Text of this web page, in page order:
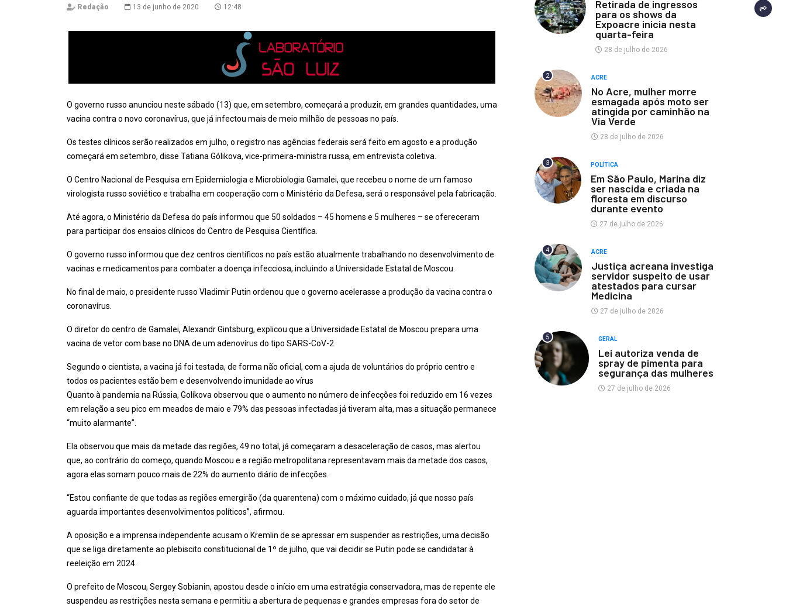
Redação 13 de junho de 2020 12:48
O governo russo anunciou neste sábado (13) que, em setembro, começará a produzir, em grandes quantidades, uma
vacina contra o novo coronavírus, que já infectou mais de meio milhão de pessoas no país.
Os testes clínicos serão realizados em julho, o registro nas agências federais será feito em agosto e a produção
começará em setembro, disse Tatiana Gólikova, vice-primeira-ministra russa, em entrevista coletiva.
O Centro Nacional de Pesquisa em Epidemiologia e Microbiologia Gamalei, que recebeu o nome de um famoso
virologista russo soviético e trabalha em cooperação com o Ministério da Defesa, será o responsável pela fabricação.
Até agora, o Ministério da Defesa do país informou que 50 soldados – 45 homens e 5 mulheres – se ofereceram
para participar dos ensaios clínicos do Centro de Pesquisa Científica.
O governo russo informou que dez centros científicos no país estão atualmente trabalhando no desenvolvimento de
vacinas e medicamentos para combater a doença infecciosa, incluindo a Universidade Estatal de Moscou.
No final de maio, o presidente russo Vladimir Putin ordenou que o governo acelerasse a produção da vacina contra o
coronavírus.
O diretor do centro de Gamalei, Alexandr Gintsburg, explicou que a Universidade Estatal de Moscou prepara uma
vacina de vetor com base no DNA de um adenovírus do tipo SARS-CoV-2.
Segundo o cientista, a vacina já foi testada, de forma não oficial, com a ajuda de voluntários do próprio centro e
todos os pacientes estão bem e desenvolvendo imunidade ao vírus
Quanto à pandemia na Rússia, Golíkova observou que o aumento no número de infecções foi reduzido em 16 vezes
em relação a seu pico em meados de maio e 79% das pessoas infectadas já tiveram alta, mas a situação permanece
“muito alarmante”.
Ela observou que mais da metade das regiões, 49 no total, já começaram a desaceleração de casos, mas alertou
que, ao contrário do começo, quando Moscou e a região metropolitana representavam mais da metade dos casos,
agora elas somam pouco mais de 22% do aumento diário de infecções.
“Estou confiante de que todas as regiões emergirão (da quarentena) com o máximo cuidado, já que nosso país
aguarda importantes desenvolvimentos políticos”, afirmou.
A oposição e a imprensa independente acusam o Kremlin de se apressar em suspender as restrições, uma decisão
que se liga diretamente ao plebiscito constitucional de 1º de julho, que vai decidir se Putin pode se candidatar à
reeleição em 2024.
O prefeito de Moscou, Sergey Sobianin, apostou desde o início em uma estratégia conservadora, mas de repente ele
suspendeu as restrições nesta semana e permitiu a abertura de pequenas e grandes empresas fora do setor de
Retirada de ingressos
para os shows da
Expoacre inicia nesta
quarta-feira
28 de julho de 2026
2 ACRE
No Acre, mulher morre
esmagada após moto ser
atingida por caminhão na
Via Verde
28 de julho de 2026
3 POLÍTICA
Em São Paulo, Marina diz
ser nascida e criada na
floresta em discurso
durante evento
27 de julho de 2026
4 ACRE
Justiça acreana investiga
servidor suspeito de usar
atestados para cursar
Medicina
27 de julho de 2026
5 GERAL
Lei autoriza venda de
spray de pimenta para
segurança das mulheres
27 de julho de 2026